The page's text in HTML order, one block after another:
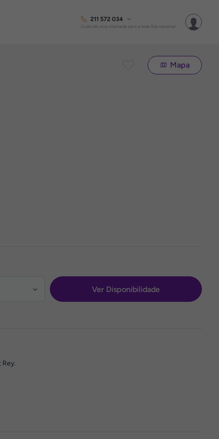
211 572 034
Custo de uma chamada para a rede fixa nacional
Mapa
Ver Disponibilidade